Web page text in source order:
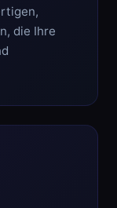
die Ihre